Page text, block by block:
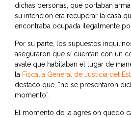
dichas personas, que portaban
su intención era recuperar la casa
encontraba ocupada ilegalmente por
Por su parte, los supuestos
aseguraron que sí cuentan con un
avale que habitaban el lugar de
la Fiscalía General de Justicia del
destacó que, “no se presentaron
momento”.
El momento de la agresión quedó